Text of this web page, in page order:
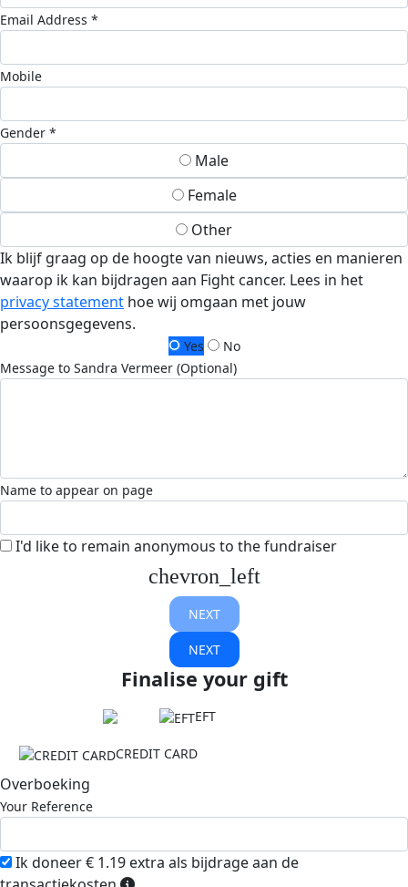
Email Address *
Mobile
Gender *
Male
Female
Other
Ik blijf graag op de hoogte van nieuws, acties en manieren
waarop ik kan bijdragen aan Fight cancer. Lees in het
privacy statement hoe wij omgaan met jouw
persoonsgegevens.
Yes
No
Message to Sandra Vermeer (Optional)
Name to appear on page
I'd like to remain anonymous to the fundraiser
chevron_left
NEXT
NEXT
Finalise your gift
EFT
CREDIT CARD
Overboeking
Your Reference
Ik doneer € 1.19 extra als bijdrage aan de